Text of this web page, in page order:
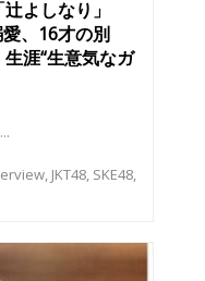
よしなり」
愛、16才の別
涯“生意気なガ
, JKT48, SKE48,